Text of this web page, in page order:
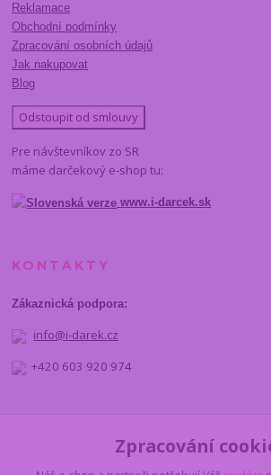
Reklamace
Obchodní podmínky
Zpracování osobních údajů
Jak nakupovat
Blog
Odstoupit od smlouvy
Pre návštevníkov zo SR
máme darčekový e-shop tu:
www.i-darcek.sk
KONTAKTY
Zákaznická podpora:
info@i-darek.cz
+420 603 920 974
Zpracování